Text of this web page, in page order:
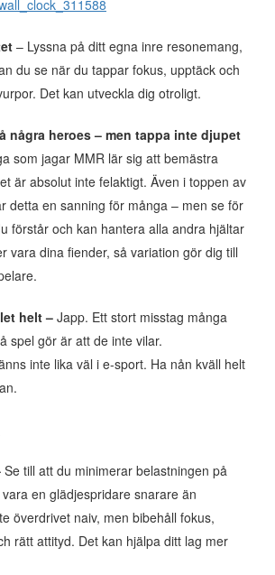
– Lyssna på ditt egna inre resonemang,
du se när du tappar fokus, upptäck och
Det kan utveckla dig otroligt.
några heroes – men tappa inte djupet
som jagar MMR lär sig att bemästra
är absolut inte felaktigt. Även i toppen av
detta en sanning för många – men se för
förstår och kan hantera alla andra hjältar
vara dina fiender, så variation gör dig till
helt – Japp. Ett stort misstag många
spel gör är att de inte vilar.
inte lika väl i e-sport. Ha nån kväll helt
Se till att du minimerar belastningen på
en glädjespridare snarare än
överdrivet naiv, men bibehåll fokus,
rätt attityd. Det kan hjälpa ditt lag mer